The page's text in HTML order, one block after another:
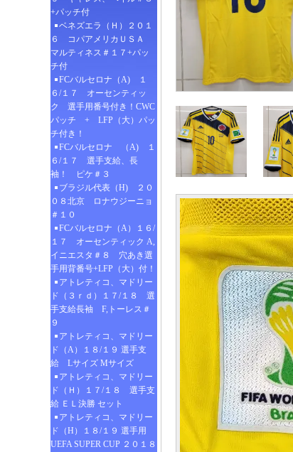
+パッチ付
ベネズエラ（Ｈ）２０１
６ コパアメリカＵＳＡ
マルティネス＃１７+パッ
チ付
FCバルセロナ（A) １
６/１７ オーセンティッ
ク 選手用番号付き！CWC
パッチ + LFP（大）パッ
チ付き！
FCバルセロナ （A) １
６/１７ 選手支給、長
袖！ ピケ＃３
ブラジル代表（H) ２０
０８北京 ロナウジーニョ
＃１０
FCバルセロナ（A）１６/
１７ オーセンティック A,
イニエスタ＃８ 穴あき選
手用背番号+LFP（大）付！
アトレティコ、マドリー
ド（３ｒｄ）１７/１８ 選
手支給長袖 F,トーレス＃
９
アトレティコ、マドリー
ド（A）１８/１９ 選手支
給 Lサイズ Mサイズ
アトレティコ、マドリー
ド（Ｈ）１７/１８ 選手支
給 ＥＬ決勝 セット
アトレティコ、マドリー
ド（H）１８/１９ 選手用
UEFA SUPER CUP ２０１８